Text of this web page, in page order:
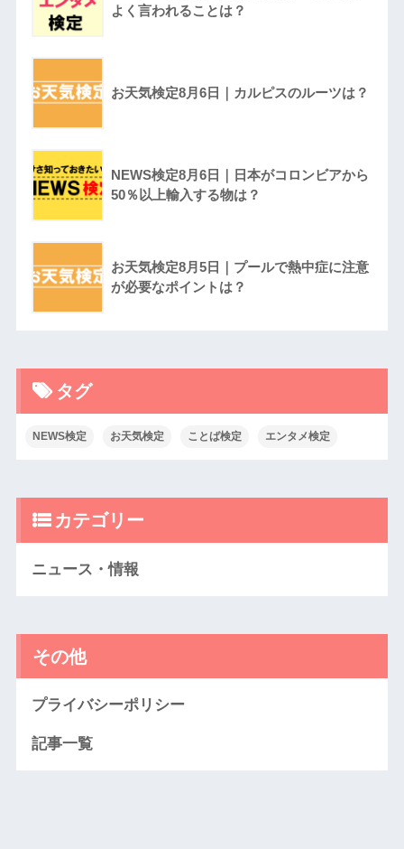
よく言われることは？
お天気検定8月6日｜カルピスのルーツは？
NEWS検定8月6日｜日本がコロンビアから
50％以上輸入する物は？
お天気検定8月5日｜プールで熱中症に注意
が必要なポイントは？
タグ
NEWS検定 お天気検定 ことば検定 エンタメ検定
カテゴリー
ニュース・情報
その他
プライバシーポリシー
記事一覧